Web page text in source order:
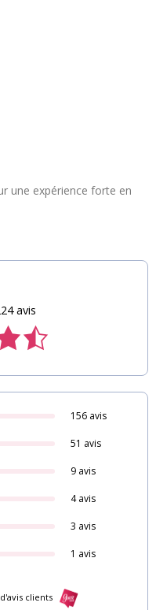
une expérience forte en
avis
156 avis
51 avis
9 avis
4 avis
3 avis
1 avis
clients